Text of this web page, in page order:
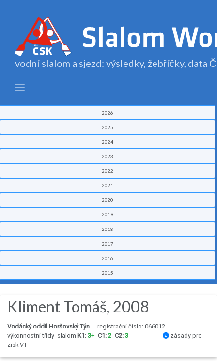
vodní slalom a sjezd: výsledky, žebříčky, data
2026
2025
2024
2023
2022
2021
2020
2019
2018
2017
2016
2015
Kliment Tomáš, 2008
Vodácký oddíl Horšovský Týn
registrační číslo: 066012
výkonnostní třídy slalom K1: 3+ C1: 2 C2: 3
zásady pro
zisk VT